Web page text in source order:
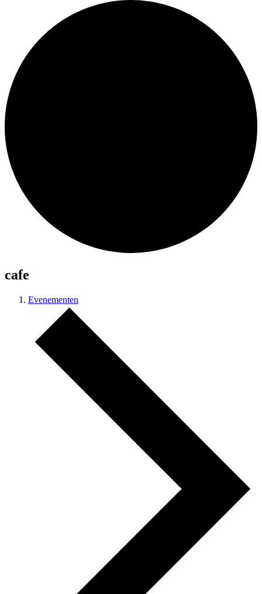
cafe
Evenementen